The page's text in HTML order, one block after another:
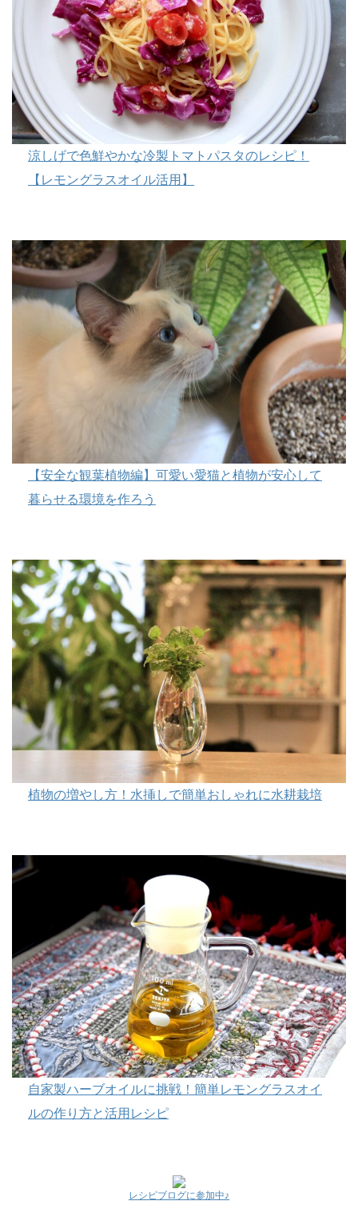
涼しげで色鮮やかな冷製トマトパスタのレシピ！
【レモングラスオイル活用】
【安全な観葉植物編】可愛い愛猫と植物が安心して
暮らせる環境を作ろう
植物の増やし方！水挿しで簡単おしゃれに水耕栽培
自家製ハーブオイルに挑戦！簡単レモングラスオイ
ルの作り方と活用レシピ
レシピブログに参加中♪